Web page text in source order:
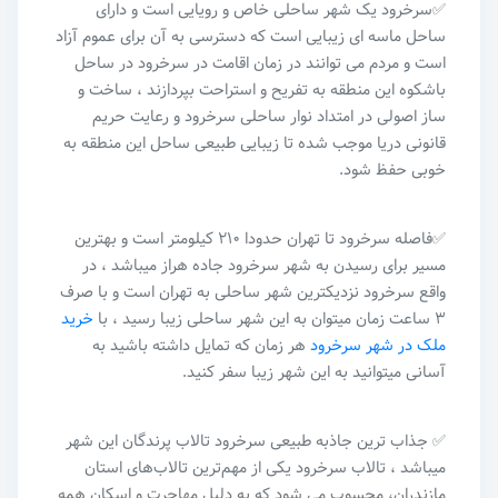
✅سرخرود یک شهر ساحلی خاص و رویایی است و دارای
ساحل ماسه ای زیبایی است که دسترسی به آن برای عموم آزاد
است و مردم می توانند در زمان اقامت در سرخرود در ساحل
باشکوه این منطقه به تفریح و استراحت بپردازند ، ساخت و
ساز اصولی در امتداد نوار ساحلی سرخرود و رعایت حریم
قانونی دریا موجب شده تا زیبایی طبیعی ساحل این منطقه به
خوبی حفظ شود.
✅فاصله سرخرود تا تهران حدودا ۲۱۰ کیلومتر است و بهترین
مسیر برای رسیدن به شهر سرخرود جاده هراز میباشد ، در
واقع سرخرود نزدیکترین شهر ساحلی به تهران است و با‌ صرف
۳ ساعت زمان میتوان به این شهر ساحلی زیبا رسید ، با
خرید
ملک در شهر سرخرود هر زمان که تمایل داشته باشید به
آسانی میتوانید به این شهر زیبا سفر کنید.
✅ جذاب ترین جاذبه طبیعی سرخرود تالاب پرندگان این شهر
میباشد ، تالاب سرخرود یکی از مهم‌ترین تالاب‌های استان